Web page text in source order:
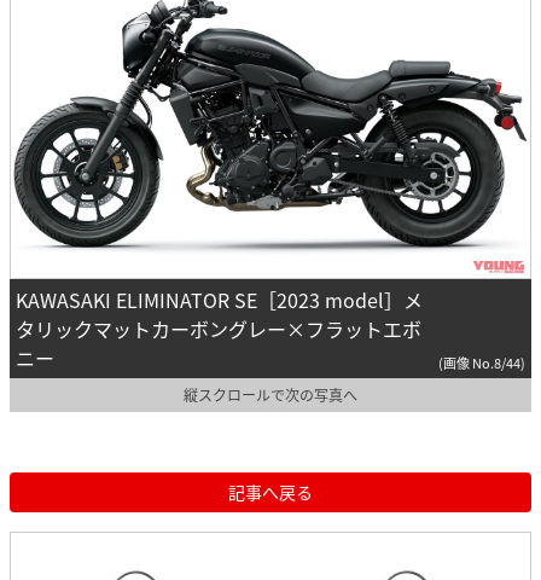
KAWASAKI ELIMINATOR SE［2023 model］メ
タリックマットカーボングレー×フラットエボ
ニー
(画像 No.8/44)
縦スクロールで次の写真へ
記事へ戻る